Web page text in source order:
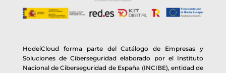
HodeiCloud forma parte del Catálogo de Empresas y
Soluciones de Ciberseguridad elaborado por el Instituto
Nacional de Ciberseguridad de España (INCIBE), entidad de